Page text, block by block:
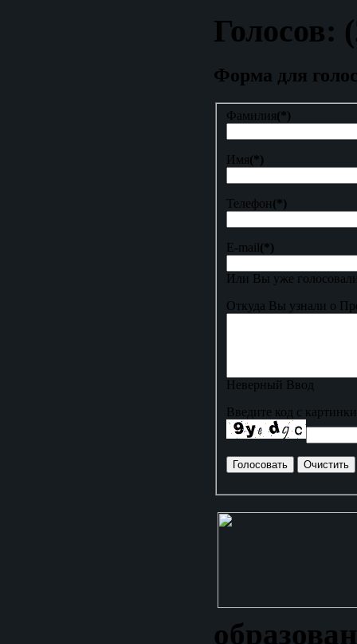
Голосов:
Форма для
Фамилия(*)
Имя(*)
Телефон(*)
E-mail(*)
Или Вы уже
Откуда Вы узнали о
Неверный Ввод
Введите код с картинки